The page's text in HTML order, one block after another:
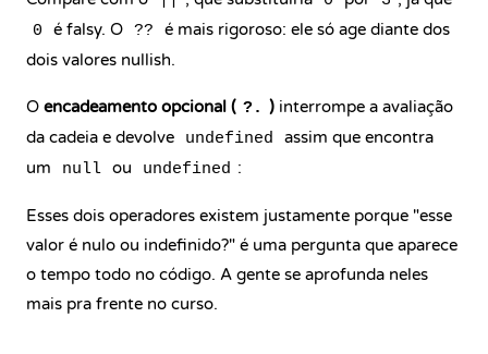
0 é falsy. O ??
é mais rigoroso: ele só age diante dos
dois valores nullish.
O encadeamento opcional ( ?. ) interrompe a avaliação
da cadeia e devolve
undefined
assim que encontra
um
null ou undefined :
Esses dois operadores existem justamente porque "esse
valor é nulo ou indefinido?" é uma pergunta que aparece
o tempo todo no código. A gente se aprofunda neles
mais pra frente no curso.